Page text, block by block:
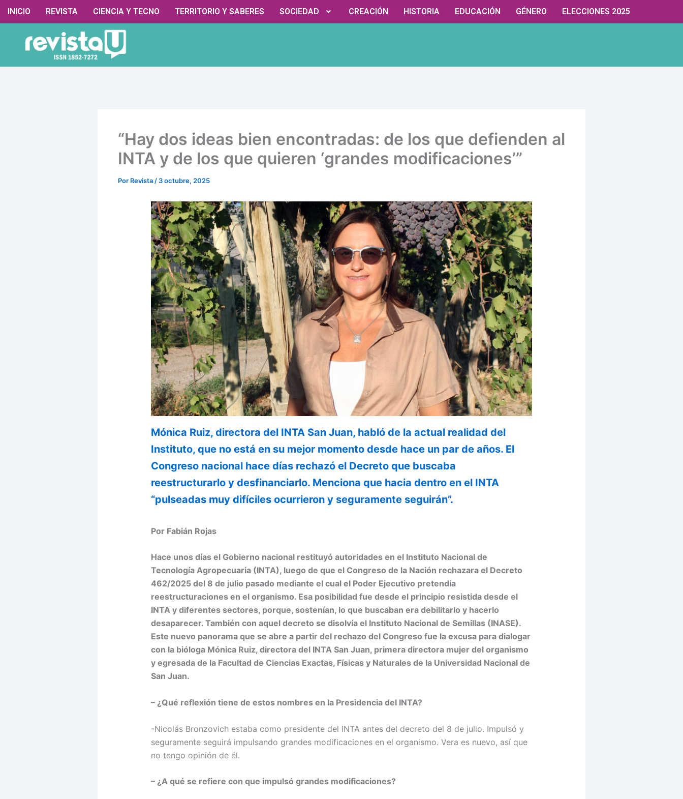
contenido
INICIO REVISTA CIENCIA Y TECNO TERRITORIO Y SABERES SOCIEDAD CREACIÓN HISTORIA EDUCACIÓN GÉNERO ELECCIONES 2025
“Hay dos ideas bien encontradas: de los que defienden al
INTA y de los que quieren ‘grandes modificaciones’”
Por Revista / 3 octubre, 2025
Mónica Ruiz, directora del INTA San Juan, habló de la actual realidad del
Instituto, que no está en su mejor momento desde hace un par de años. El
Congreso nacional hace días rechazó el Decreto que buscaba
reestructurarlo y desfinanciarlo. Menciona que hacia dentro en el INTA
“pulseadas muy difíciles ocurrieron y seguramente seguirán”.
Por Fabián Rojas
Hace unos días el Gobierno nacional restituyó autoridades en el Instituto Nacional de
Tecnología Agropecuaria (INTA), luego de que el Congreso de la Nación rechazara el Decreto
462/2025 del 8 de julio pasado mediante el cual el Poder Ejecutivo pretendía
reestructuraciones en el organismo. Esa posibilidad fue desde el principio resistida desde el
INTA y diferentes sectores, porque, sostenían, lo que buscaban era debilitarlo y hacerlo
desaparecer. También con aquel decreto se disolvía el Instituto Nacional de Semillas (INASE).
Este nuevo panorama que se abre a partir del rechazo del Congreso fue la excusa para dialogar
con la bióloga Mónica Ruiz, directora del INTA San Juan, primera directora mujer del organismo
y egresada de la Facultad de Ciencias Exactas, Físicas y Naturales de la Universidad Nacional de
San Juan.
– ¿Qué reflexión tiene de estos nombres en la Presidencia del INTA?
-Nicolás Bronzovich estaba como presidente del INTA antes del decreto del 8 de julio. Impulsó y
seguramente seguirá impulsando grandes modificaciones en el organismo. Vera es nuevo, así que
no tengo opinión de él.
– ¿A qué se refiere con que impulsó grandes modificaciones?